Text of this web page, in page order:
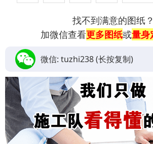
找不到满意的图纸？
加微信查看更多图纸或量身
微信: tuzhi238(长按复制)